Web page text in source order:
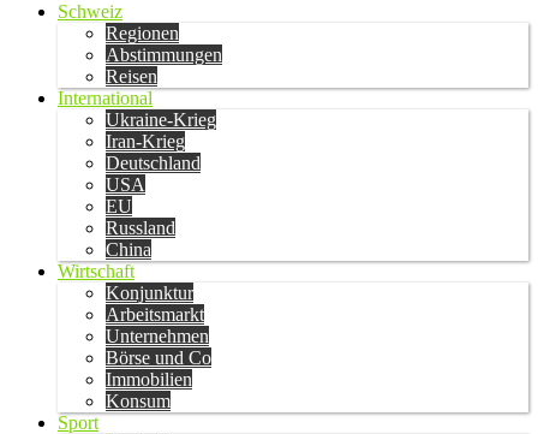
Schweiz
Regionen
Abstimmungen
Reisen
International
Ukraine-Krieg
Iran-Krieg
Deutschland
USA
EU
Russland
China
Wirtschaft
Konjunktur
Arbeitsmarkt
Unternehmen
Börse und Co
Immobilien
Konsum
Sport